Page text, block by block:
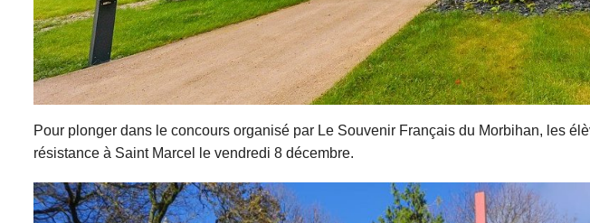
Pour plonger dans le concours organisé par Le Souvenir Français du Morbihan, les
résistance à Saint Marcel le vendredi 8 décembre.